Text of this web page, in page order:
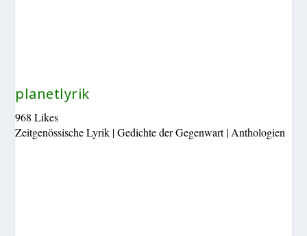
planetlyrik
968 Likes
Zeitgenössische Lyrik | Gedichte der Gegenwart | Anthologien